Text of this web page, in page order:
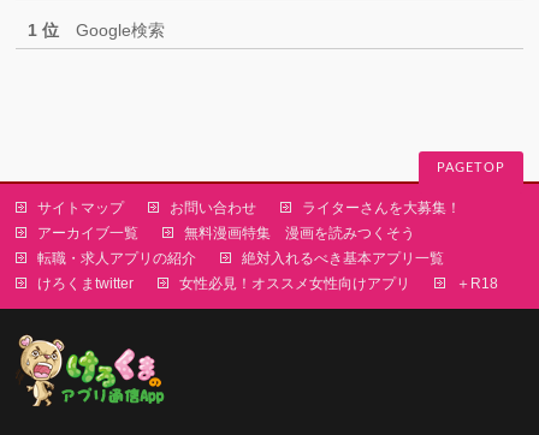
1 位 Google検索
PAGETOP
サイトマップ お問い合わせ
ライターさんを大募集！
アーカイブ一覧
無料漫画特集 漫画を読みつくそう
転職・求人アプリの紹介
絶対入れるべき基本アプリ一覧
けろくまtwitter
女性必見！オススメ女性向けアプリ ＋R18